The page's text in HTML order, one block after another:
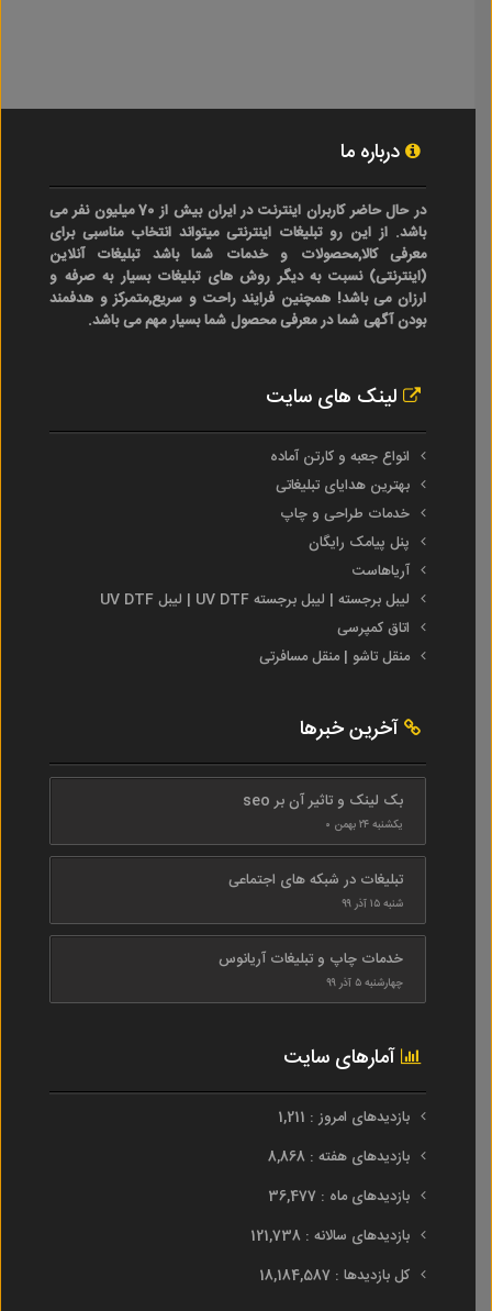
درباره ما
در حال حاضر کاربران اینترنت در ایران بیش از 70 میلیون نفر می
باشد. از این رو تبلیغات اینترنتی میتواند انتخاب مناسبی برای
معرفی کالا,محصولات و خدمات شما باشد تبلیغات آنلاین
(اینترنتی) نسبت به دیگر روش های تبلیغات بسیار به صرفه و
ارزان می باشد! همچنین فرایند راحت و سریع,متمرکز و هدفمند
بودن آگهی شما در معرفی محصول شما بسیار مهم می باشد.
لینک های سایت
انواع جعبه و کارتن آماده
بهترین هدایای تبلیغاتی
خدمات طراحی و چاپ
پنل پیامک رایگان
آریاهاست
لیبل برجسته | لیبل برجسته UV DTF | لیبل UV DTF
اتاق کمپرسی
منقل تاشو | منقل مسافرتی
آخرین خبرها
بک لینک و تاثیر آن بر seo
یکشنبه ۲۴ بهمن ۰
تبلیغات در شبکه های اجتماعی
شنبه ۱۵ آذر ۹۹
خدمات چاپ و تبلیغات آریانوس
چهارشنبه ۵ آذر ۹۹
آمارهای سایت
بازدیدهای امروز : 1,211
بازدیدهای هفته : 8,868
بازدیدهای ماه : 36,477
بازدیدهای سالانه : 121,738
کل بازدیدها : 18,184,587